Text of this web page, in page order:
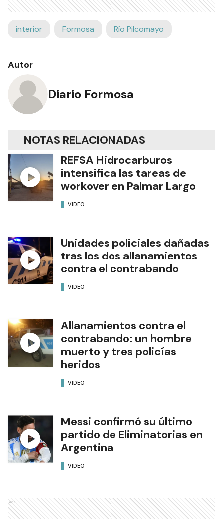
interior Formosa Río Pilcomayo
Autor
Diario Formosa
NOTAS RELACIONADAS
REFSA Hidrocarburos
intensifica las tareas de
workover en Palmar Largo
VIDEO
Unidades policiales dañadas
tras los dos allanamientos
contra el contrabando
VIDEO
Allanamientos contra el
contrabando: un hombre
muerto y tres policías
heridos
VIDEO
Messi confirmó su último
partido de Eliminatorias en
Argentina
VIDEO
Ads